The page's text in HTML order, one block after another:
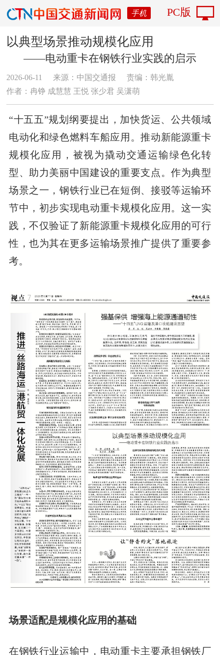
手机 PC版
以典型场景推动规模化应用
——电动重卡在钢铁行业实践的启示
2026-06-11 来源：中国交通报
责编：韩光胤
作者：冉铮 成慧慧 王悦 张少君 吴潇萌
“十五五”规划纲要提出，加快货运、公共领域
电动化和绿色燃料车船应用。推动新能源重卡
规模化应用，被视为撬动交通运输绿色化转
型、助力美丽中国建设的重要支点。作为典型
场景之一，钢铁行业已在短倒、接驳等运输环
节中，初步实现电动重卡规模化应用。这一实
践，不仅验证了新能源重卡规模化应用的可行
性，也为其在更多运输场景推广提供了重要参
考。
场景适配是规模化应用的基础
在钢铁行业运输中，电动重卡主要承担钢铁厂